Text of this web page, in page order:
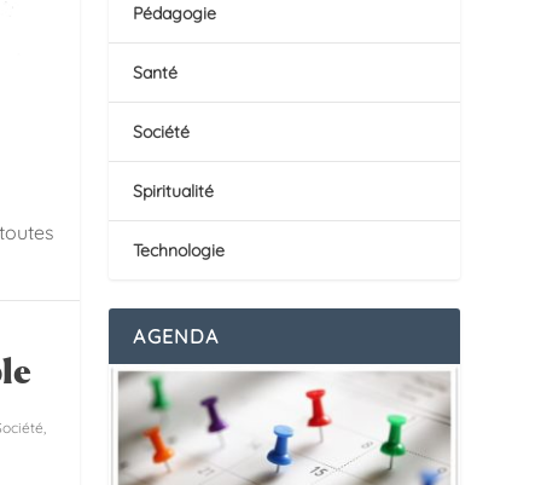
Pédagogie
Santé
Société
Spiritualité
Technologie
AGENDA